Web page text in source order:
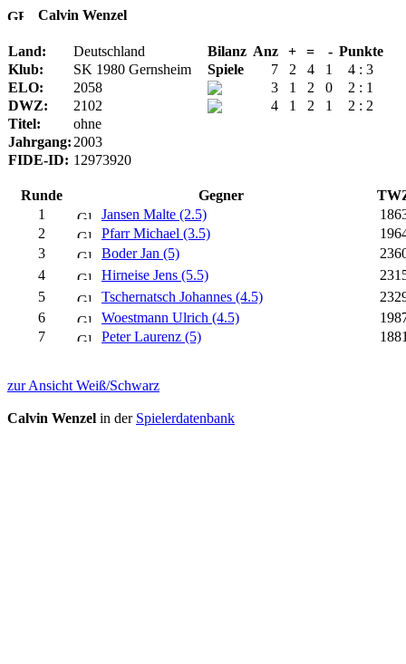
Calvin Wenzel
Land: Deutschland Bilanz Anz + = - Punkte
Klub:
SK 1980 Gernsheim Spiele 7 2 4 1
4 : 3
ELO:
2058 3 1 2 0
2 : 1
DWZ:
2102 4 1 2 1
2 : 2
Titel:
ohne
Jahrgang: 2003
FIDE-ID: 12973920
Runde Gegner
1
Jansen Malte (2.5)
2
Pfarr Michael (3.5)
3
Boder Jan (5)
4
Hirneise Jens (5.5)
5
Tschernatsch Johannes (4.5)
6
Woestmann Ulrich (4.5)
7
Peter Laurenz (5)
zur Ansicht Weiß/Schwarz
Calvin Wenzel in der Spielerdatenbank